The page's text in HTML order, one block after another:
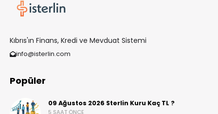
Kıbrıs'ın Finans, Kredi ve Mevduat Sistemi
info@isterlin.com
Popüler
09 Ağustos 2026 Sterlin Kuru Kaç TL ?
5 SAAT ÖNCE